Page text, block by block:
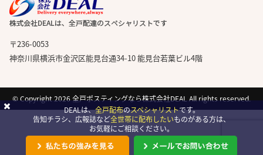
〒236-0053
神奈川県横浜市金沢区能見台通34-10 能見台若葉ビル4階
© Copyright 2026全戸ポスティングなら株式会社DEALAll rights reserved.
DEALは、全戸配布のスペシャリストです。
告知チラシ、広報誌など全世帯に配布したいものがある方は、
お気軽にご相談ください。